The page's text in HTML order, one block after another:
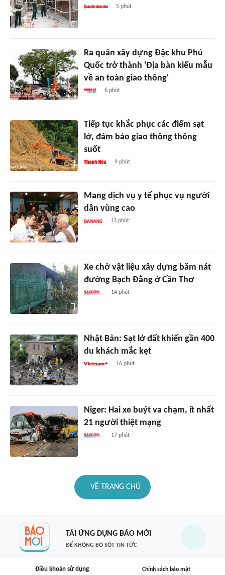
5 phút
Ra quân xây dựng Đặc khu Phú
Quốc trở thành 'Địa bàn kiểu mẫu
về an toàn giao thông'
6 phút
Tiếp tục khắc phục các điểm sạt
lở, đảm bảo giao thông thông
suốt
9 phút
Mang dịch vụ y tế phục vụ người
dân vùng cao
13 phút
Xe chở vật liệu xây dựng băm nát
đường Bạch Đằng ở Cần Thơ
14 phút
Nhật Bản: Sạt lở đất khiến gần 400
du khách mắc kẹt
16 phút
Niger: Hai xe buýt va chạm, ít nhất
21 người thiệt mạng
17 phút
VỀ TRANG CHỦ
TẢI ỨNG DỤNG BÁO MỚI
ĐỂ KHÔNG BỎ SÓT TIN TỨC
Điều khoản sử dụng Chính sách bảo mật